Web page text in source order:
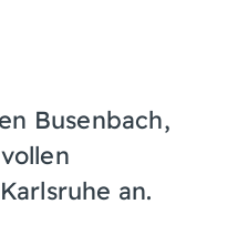
Busenbach,
an.